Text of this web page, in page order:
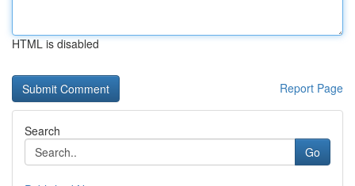
HTML is disabled
Report Page
Search
Go